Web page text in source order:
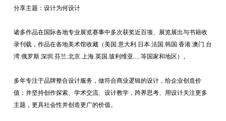
分享主题：设计为何设计
诸多作品在国际各地专业展览赛事中多次获奖近百项、展览展出与书籍收
录刊载，作品在各地美术馆收藏（美国.意大利.日本.法国.韩国.香港.澳门.台
湾.俄罗斯.深圳.芬兰.北京.上海.英国.玻利维亚.....等国家和地区）。
多年专注于品牌整合设计服务，做符合商业逻辑的设计，给企业创造价
值；并坚持创作探索、学术交流、设计教学，跨界思考、用设计关注更多
主题，更具社会性并创造更广的价值。